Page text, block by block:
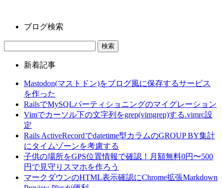
ブログ検索
新着記事
Mastodon(マストドン)をブログ風に保存するサービス
を作った
RailsでMySQLパーティショニングのマイグレーション
Vimでカーソル下の文字列をgrep(vimgrep)する.vimrc設
定
Rails ActiveRecordでdatetime型カラムのGROUP BY集計
にタイムゾーンを考慮する
子供の場所をGPS位置情報で確認！月額無料0円〜500
円で見守りスマホを作ろう
マークダウンのHTML表示確認にChrome拡張Markdown